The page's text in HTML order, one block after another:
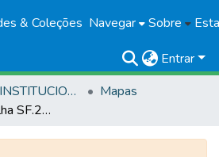
& Coleções Navegar Sobre
Entrar
PRODUÇÃO INSTITUCIONAL
Mapas
Carta geológica: folha SF.23-X-B-I-3-SE (em revisão)